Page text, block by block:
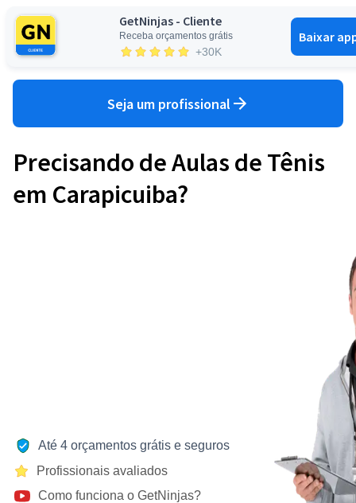
GetNinjas - Cliente
Receba orçamentos grátis
+30K
Baixar
Seja um profissional
Precisando de Aulas de Tênis
em Carapicuiba?
Até 4 orçamentos grátis e seguros
Profissionais avaliados
Como funciona o GetNinjas?